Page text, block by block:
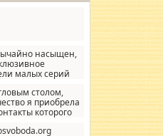
насыщен,
малых серий
в MebelOk,
все в порядке,
а это не
столом,
я приобрела
которого